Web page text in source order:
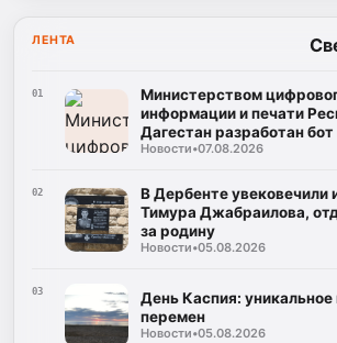
ЛЕНТА
01
Министерством
информации и печати
Дагестан разработан
корпусов национальных
Новости•07.08.2026
02
В Дербенте увековечили
Тимура Джабраилова,
за родину
Новости•05.08.2026
03
День Каспия: уникальное
перемен
Новости•05.08.2026